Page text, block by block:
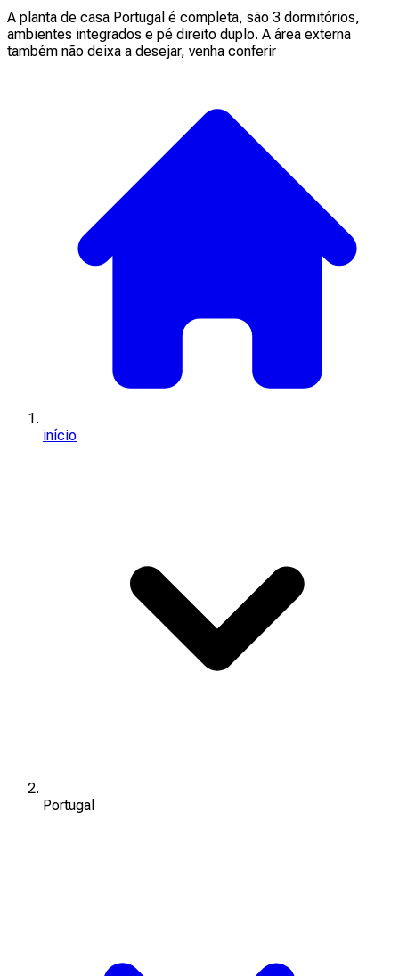
A planta de casa Portugal é completa, são 3 dormitórios,
ambientes integrados e pé direito duplo. A área externa
também não deixa a desejar, venha conferir
início
Portugal